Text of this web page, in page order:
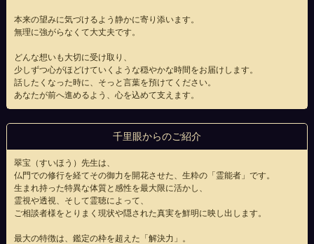
本来の望みに気づけるよう静かに寄り添います。
無理に強がらなくて大丈夫です。
どんな想いも大切に受け取り、
少しずつ心がほどけていくような穏やかな時間をお届けします。
話したくなった時に、そっと言葉を預けてください。
あなたが前へ進めるよう、心を込めて支えます。
千里眼からのご紹介
翠宝（すいほう）先生は、
仏門での修行を経てその御力を開花させた、生粋の「霊能者」です。
生まれ持った特異な体質と感性を最大限に活かし、
霊視や透視、そして霊聴によって、
ご相談者様をとりまく現状や隠された真実を鮮明に映し出します。
最大の特徴は、鑑定の枠を超えた「解決力」。